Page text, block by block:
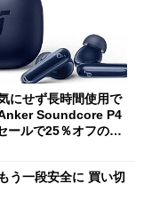
にせず長時間使用で
Soundcore P4
ールで25％オフの59
う一段安全に 買い切